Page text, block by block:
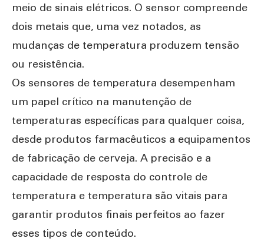
meio de sinais elétricos. O sensor compreende
dois metais que, uma vez notados, as
mudanças de temperatura produzem tensão
ou resistência.
Os sensores de temperatura desempenham
um papel crítico na manutenção de
temperaturas específicas para qualquer coisa,
desde produtos farmacêuticos a equipamentos
de fabricação de cerveja. A precisão e a
capacidade de resposta do controle de
temperatura e temperatura são vitais para
garantir produtos finais perfeitos ao fazer
esses tipos de conteúdo.